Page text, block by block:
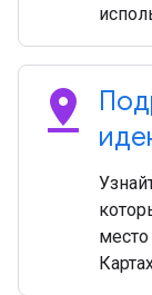
pin_drop